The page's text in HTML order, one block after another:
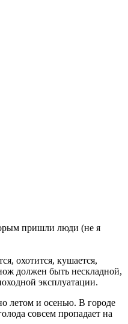
пришли люди (не я
охотится, кушается,
должен быть нескладной,
эксплуатации.
летом и осенью. В городе
совсем пропадает на